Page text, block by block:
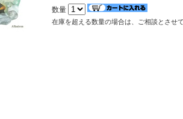
数量
在庫を超える数量の場合は、ご相談とさせ